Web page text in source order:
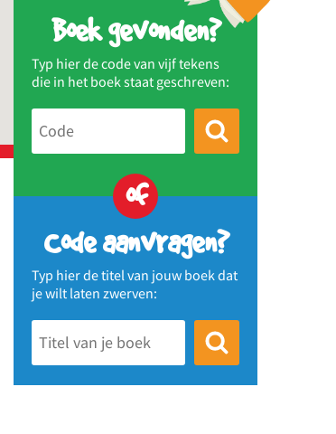
Boek gevonden?
Typ hier de code van vijf tekens
die in het boek staat geschreven:
of
Code aanvragen?
Typ hier de titel van jouw boek dat
je wilt laten zwerven: